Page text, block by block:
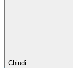
Chiudi